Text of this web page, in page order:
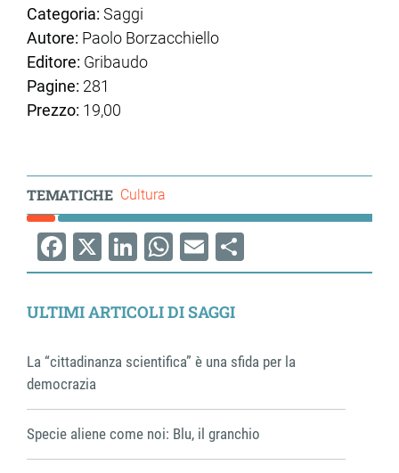
Categoria: Saggi
Autore: Paolo Borzacchiello
Editore: Gribaudo
Pagine: 281
Prezzo: 19,00
TEMATICHE Cultura
Facebook
X LinkedIn
WhatsApp
EmailShare
ULTIMI ARTICOLI DI SAGGI
La “cittadinanza scientifica” è una sfida per la
democrazia
Specie aliene come noi: Blu, il granchio